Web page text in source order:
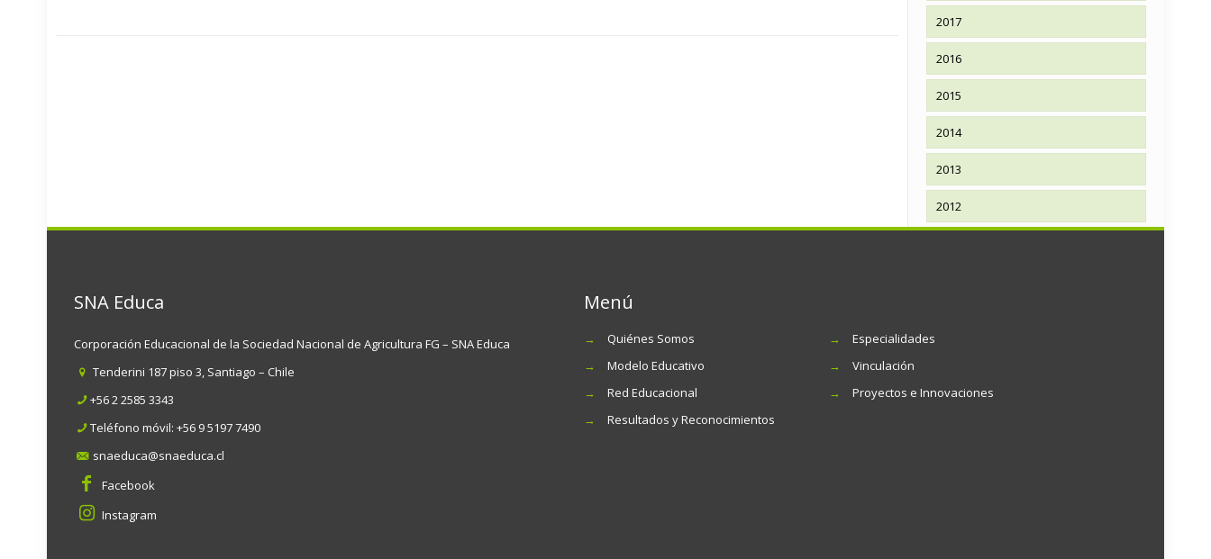
2017
2016
2015
2014
2013
2012
SNA Educa
Corporación Educacional de la Sociedad Nacional de Agricultura FG – SNA Educa
Tenderini 187 piso 3, Santiago – Chile
+56 2 2585 3343
Teléfono móvil:+56 9 5197 7490
snaeduca@snaeduca.cl
Facebook
Instagram
Menú
→
Quiénes Somos
→
Modelo Educativo
→
Red Educacional
→
Resultados y Reconocimientos
→
Especialidades
→
Vinculación
→
Proyectos e Innovaciones